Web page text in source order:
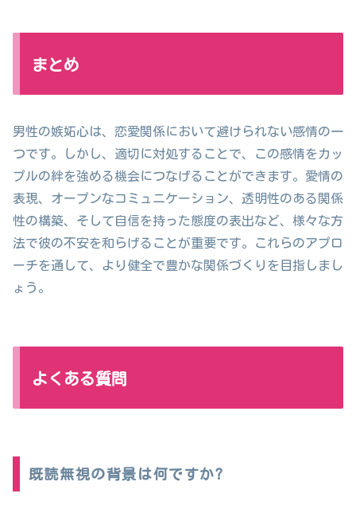
まとめ
男性の嫉妬心は、恋愛関係において避けられない感情の一
つです。しかし、適切に対処することで、この感情をカッ
プルの絆を強める機会につなげることができます。愛情の
表現、オープンなコミュニケーション、透明性のある関係
性の構築、そして自信を持った態度の表出など、様々な方
法で彼の不安を和らげることが重要です。これらのアプロ
ーチを通して、より健全で豊かな関係づくりを目指しまし
ょう。
よくある質問
既読無視の背景は何ですか?